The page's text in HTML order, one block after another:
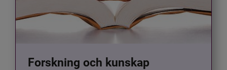
Forskning och kunskap